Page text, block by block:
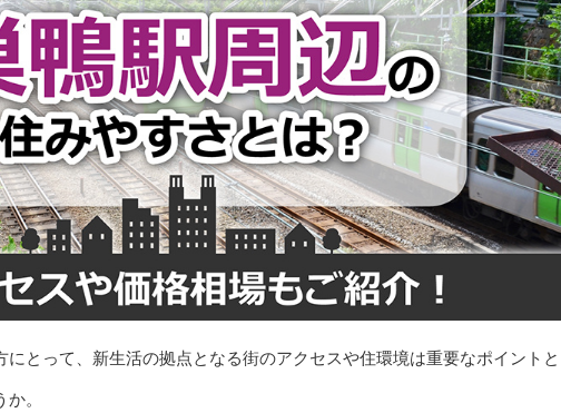
にとって、新生活の拠点となる街のアクセスや住環境は重要なポイントと
。